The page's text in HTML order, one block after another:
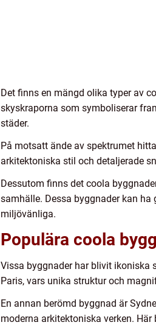
Det finns en mängd olika typer av
skyskraporna som symboliserar
städer.
På motsatt ände av spektrumet
arkitektoniska stil och detaljerade
Dessutom finns det coola
samhälle. Dessa byggnader kan
miljövänliga.
Populära coola
Vissa byggnader har blivit ikoniska
Paris, vars unika struktur och
En annan berömd byggnad är
moderna arkitektoniska verken.